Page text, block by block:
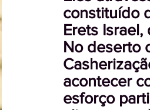
constituído
Erets
No deserto
acontecer
esforço